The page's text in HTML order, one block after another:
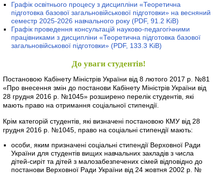
Графік освітнього процесу з дисципліни «Теоретична
підготовка базової загальновійськової підготовки» на весняний
семестр 2025-2026 навчального року (PDF, 91.2 KiB)
Графік проведення консультацій науково-педагогічними
працівниками з дисципліни «Теоретична підготовка базової
загальновійськової підготовки» (PDF, 133.3 KiB)
До уваги студентів!
Постановою Кабінету Міністрів України від 8 лютого 2017 р. №81
«Про внесення змін до постанови Кабінету Міністрів України від
28 грудня 2016 р. №1045» розширено перелік студентів, які
мають право на отримання соціальної стипендії.
Крім категорій студентів, які визначені постановою КМУ від 28
грудня 2016 р. №1045, право на соціальні стипендії мають:
особи, яким призначені соціальні стипендії Верховної Ради
України для студентів вищих навчальних закладів з числа
дітей-сиріт та дітей з малозабезпечених сімей відповідно до
постанови Верховної Ради України від 24 жовтня 2002 р. №